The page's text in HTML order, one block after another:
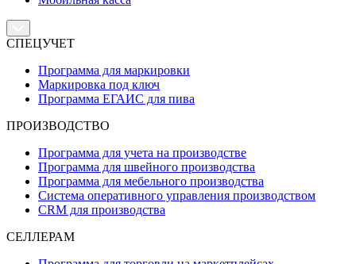
СПЕЦУЧЕТ
Программа для маркировки
Маркировка под ключ
Программа ЕГАИС для пива
ПРОИЗВОДСТВО
Программа для учета на производстве
Программа для швейного производства
Программа для мебельного производства
Система оперативного управления производством
CRM для производства
СЕЛЛЕРАМ